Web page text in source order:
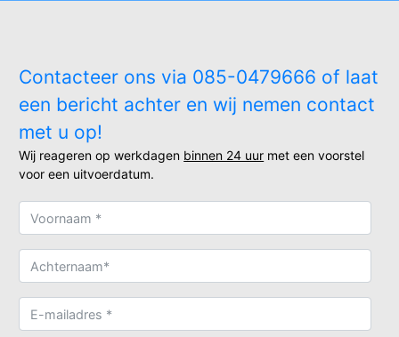
Contacteer ons via 085-0479666 of laat
een bericht achter en wij nemen contact
met u op!
Wij reageren op werkdagen binnen 24 uur met een voorstel
voor een uitvoerdatum.